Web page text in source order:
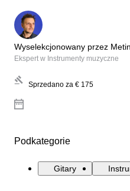
Wyselekcjonowany przez
Ekspert w Instrumenty muzyczne
Sprzedano za € 175
Podkategorie
Gitary